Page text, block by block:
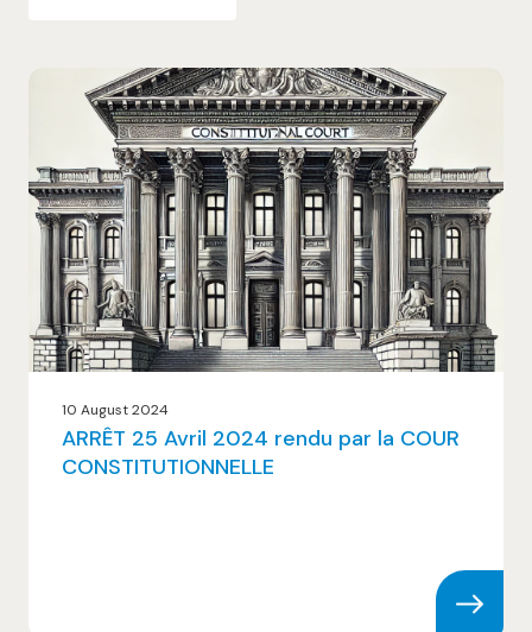
10 August 2024
ARRÊT 25 Avril 2024 rendu par la COUR
CONSTITUTIONNELLE